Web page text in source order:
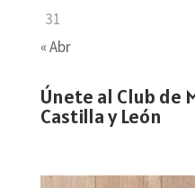
31
« Abr
Únete al Club de
Castilla y León